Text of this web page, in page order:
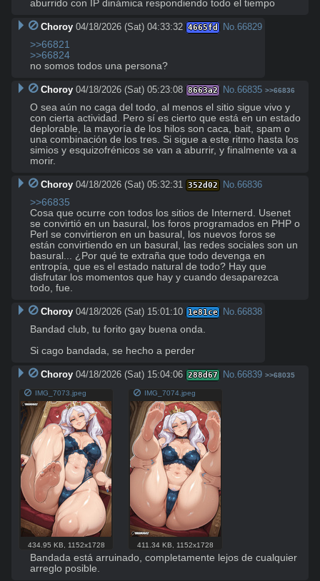
aburrido con IP dinámica respondiendo todo el tiempo
Choroy 04/18/2026 (Sat) 04:33:32 4665fd No.66829
>>66821
>>66824
no somos todos una persona?
Choroy 04/18/2026 (Sat) 05:23:08 8663a2 No.66835 >>66836
O sea aún no caga del todo, al menos el sitio sigue vivo y
con cierta actividad. Pero sí es cierto que está en un estado
deplorable, la mayoría de los hilos son caca, bait, spam o
una combinación de los tres. Si sigue a este ritmo hasta los
simios y esquizofrénicos se van a aburrir, y finalmente va a
morir.
Choroy 04/18/2026 (Sat) 05:32:31 352d02 No.66836
>>66835
Cosa que ocurre con todos los sitios de Internerd. Usenet
se convirtió en un basural, los foros programados en PHP o
Perl se convirtieron en un basural, los nuevos foros se
están convirtiendo en un basural, las redes sociales son un
basural... ¿Por qué te extraña que todo devenga en
entropía, que es el estado natural de todo? Hay que
disfrutar los momentos que hay y cuando desaparezca
todo, fue.
Choroy 04/18/2026 (Sat) 15:01:10 1e81ce No.66838
Bandad club, tu forito gay buena onda.
Si cago bandada, se hecho a perder
Choroy 04/18/2026 (Sat) 15:04:06 288d67 No.66839 >>68035
IMG_7073.jpeg
434.95 KB 1152x1728
IMG_7074.jpeg
411.34 KB 1152x1728
Bandada está arruinado, completamente lejos de cualquier
arreglo posible.